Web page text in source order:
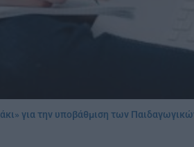
για την υποβάθμιση των